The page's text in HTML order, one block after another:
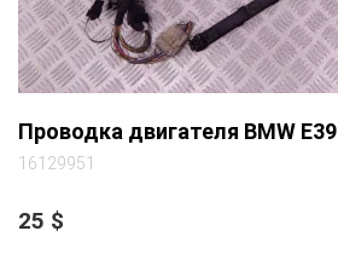
Проводка двигателя BMW E39
16129951
25 $